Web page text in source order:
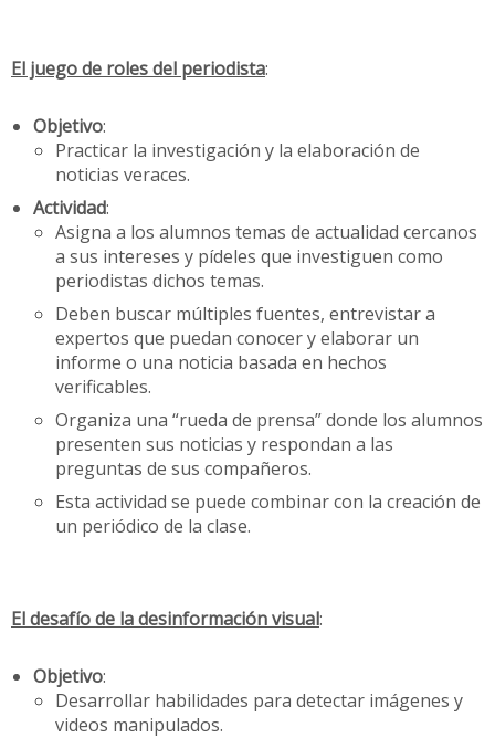
El juego de roles del periodista:
Objetivo:
Practicar la investigación y la elaboración de
noticias veraces.
Actividad:
Asigna a los alumnos temas de actualidad cercanos
a sus intereses y pídeles que investiguen como
periodistas dichos temas.
Deben buscar múltiples fuentes, entrevistar a
expertos que puedan conocer y elaborar un
informe o una noticia basada en hechos
verificables.
Organiza una “rueda de prensa” donde los alumnos
presenten sus noticias y respondan a las
preguntas de sus compañeros.
Esta actividad se puede combinar con la creación de
un periódico de la clase.
El desafío de la desinformación visual:
Objetivo:
Desarrollar habilidades para detectar imágenes y
videos manipulados.